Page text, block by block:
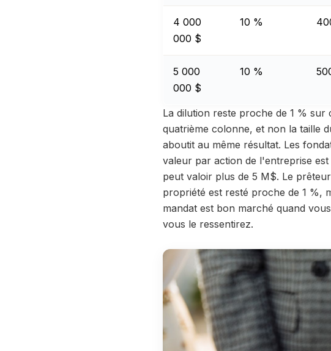
4 000
000 $
10 %
5 000
000 $
10 %
La dilution reste proche de 1 %
quatrième colonne, et non la taille
aboutit au même résultat. Les
valeur par action de l'entreprise
peut valoir plus de 5 M$. Le
propriété est resté proche de 1 %,
mandat est bon marché quand
vous le ressentirez.